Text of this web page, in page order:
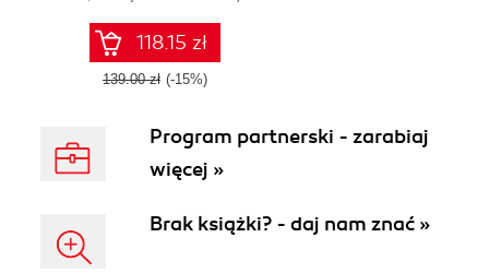
118.15 zł
139.00 zł (-15%)
Program partnerski - zarabiaj
więcej »
Brak książki? - daj nam znać »